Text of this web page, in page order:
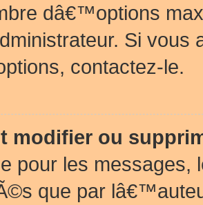
dâ€™options
Si vous
contactez-le.
modifier ou
pour les messages,
que par